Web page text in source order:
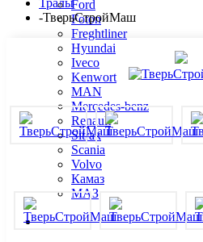
Ford
Foton
Freghtliner
Hyundai
Iveco
Kenwort
MAN
Mercedes-benz
Renault
Sitrak
Scania
Volvo
Камаз
МАЗ
Полуприцепы
Тралы
-ТверьСтройМаш